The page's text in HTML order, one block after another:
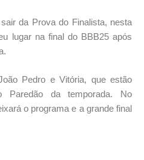
da Prova do Finalista, nesta
lugar na final do BBB25 após
Pedro e Vitória, que estão
Paredão da temporada. No
o programa e a grande final